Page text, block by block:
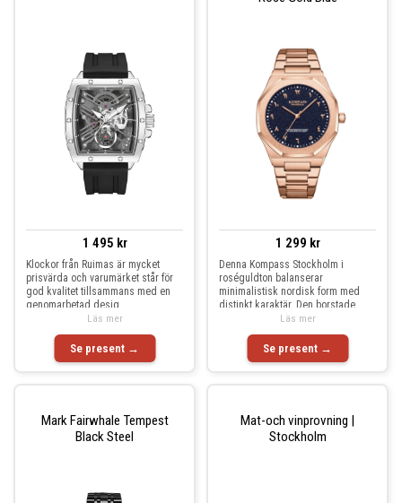
1 495 kr
Klockor från Ruimas är mycket
prisvärda och varumärket står för
god kvalitet tillsammans med en
genomarbetad desig
Se present →
Läs mer
1 299 kr
Denna Kompass Stockholm i
roséguldton balanserar
minimalistisk nordisk form med
distinkt karaktär. Den borstade
Se present →
Läs mer
Mark Fairwhale Tempest
Black Steel
Mat-och vinprovning |
Stockholm